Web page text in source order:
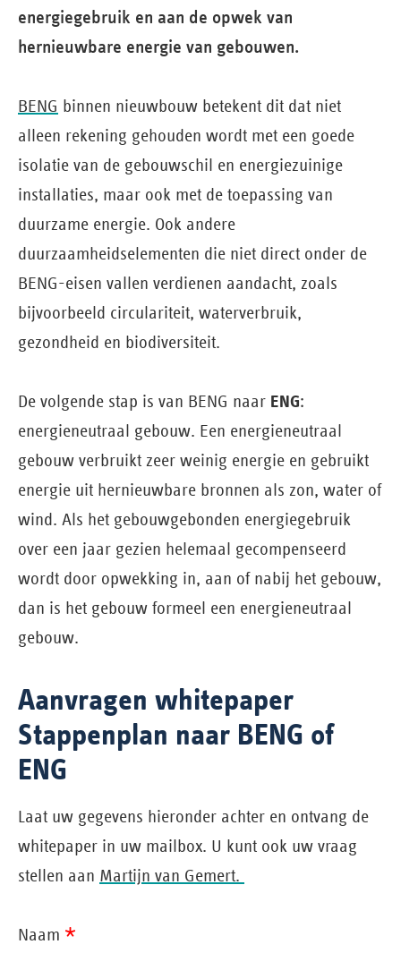
energiegebruik en aan de opwek van
hernieuwbare energie van gebouwen.
BENG binnen nieuwbouw betekent dit dat niet
alleen rekening gehouden wordt met een goede
isolatie van de gebouwschil en energiezuinige
installaties, maar ook met de toepassing van
duurzame energie. Ook andere
duurzaamheidselementen die niet direct onder de
BENG-eisen vallen verdienen aandacht, zoals
bijvoorbeeld circulariteit, waterverbruik,
gezondheid en biodiversiteit.
De volgende stap is van BENG naar ENG:
energieneutraal gebouw. Een energieneutraal
gebouw verbruikt zeer weinig energie en gebruikt
energie uit hernieuwbare bronnen als zon, water of
wind. Als het gebouwgebonden energiegebruik
over een jaar gezien helemaal gecompenseerd
wordt door opwekking in, aan of nabij het gebouw,
dan is het gebouw formeel een energieneutraal
gebouw.
Aanvragen whitepaper
Stappenplan naar BENG of
ENG
Laat uw gegevens hieronder achter en ontvang de
whitepaper in uw mailbox. U kunt ook uw vraag
stellen aan Martijn van Gemert.
Naam *